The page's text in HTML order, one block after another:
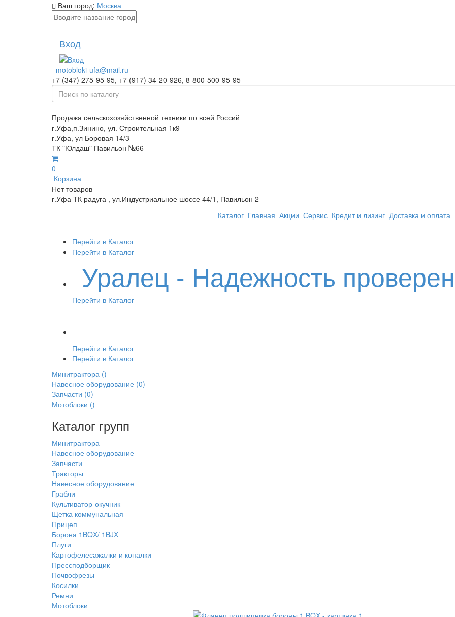
Ваш город: Москва
Вход
motobloki-ufa@mail.ru
+7 (347) 275-95-95, +7 (917) 34-20-926, 8-800-500-95-95
Продажа сельскохозяйственной техники по всей Россий
г.Уфа,п.Зинино, ул. Строительная 1к9
г.Уфа, ул Боровая 14/3
ТК "Юлдаш" Павильон №66
0
Корзина
Нет товаров
г.Уфа ТК радуга , ул.Индустриальное шоссе 44/1, Павильон 2
Каталог Главная Акции Сервис Кредит и лизинг Доставка и оплата
Перейти в Каталог
Перейти в Каталог
Уралец - Надежность
Перейти в Каталог
Перейти в Каталог
Перейти в Каталог
Минитрактора ()
Навесное оборудование (0)
Запчасти (0)
Мотоблоки ()
Каталог групп
Минитрактора
Навесное оборудование
Запчасти
Тракторы
Навесное оборудование
Грабли
Культиватор-окучник
Щетка коммунальная
Прицеп
Борона 1BQX/ 1BJX
Плуги
Картофелесажалки и копалки
Прессподборщик
Почвофрезы
Косилки
Ремни
Мотоблоки